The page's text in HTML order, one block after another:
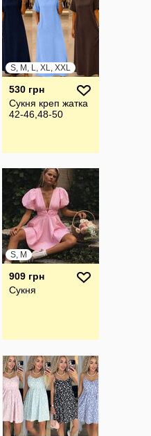
S, M, L, XL, XXL
530 грн
Сукня креп жатка
42-46,48-50
S, M
909 грн
Сукня